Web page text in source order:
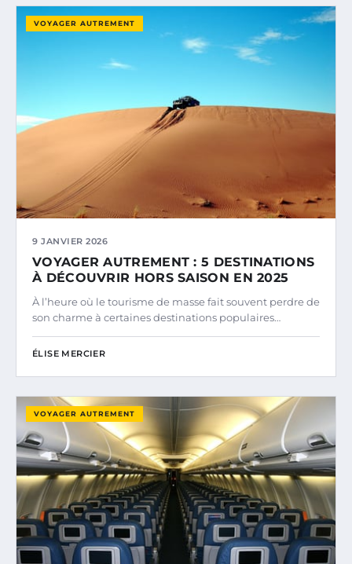
VOYAGER AUTREMENT
9 JANVIER 2026
VOYAGER AUTREMENT : 5 DESTINATIONS
À DÉCOUVRIR HORS SAISON EN 2025
À l’heure où le tourisme de masse fait souvent perdre de
son charme à certaines destinations populaires…
ÉLISE MERCIER
VOYAGER AUTREMENT